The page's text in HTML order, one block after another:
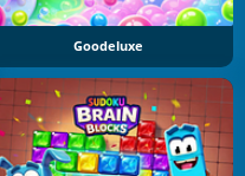
Goodeluxe